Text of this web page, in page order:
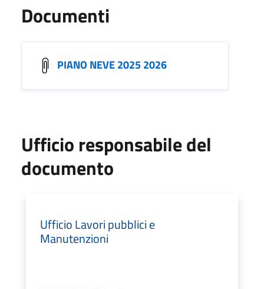
Documenti
PIANO NEVE 2025 2026
Ufficio responsabile del
documento
Ufficio Lavori pubblici e
Manutenzioni